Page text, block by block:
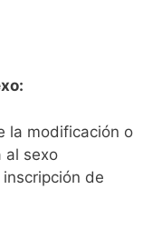
la modificación o
al sexo
de